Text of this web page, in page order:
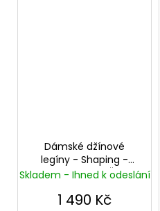
Dámské džínové
legíny - Shaping -
Normální pas - Černá
Skladem - Ihned k odeslání
1 490 Kč